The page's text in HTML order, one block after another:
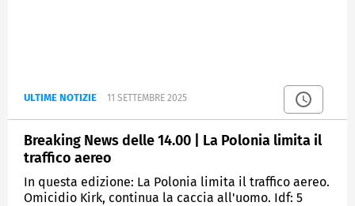
ULTIME NOTIZIE 11 SETTEMBRE 2025
Breaking News delle 14.00 | La Polonia limita il
traffico aereo
In questa edizione: La Polonia limita il traffico aereo.
Omicidio Kirk, continua la caccia all'uomo. Idf: 5